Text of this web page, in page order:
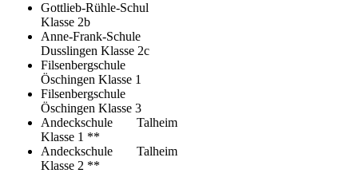
Gottlieb-Rühle-Schul
Klasse 2b
Anne-Frank-Schule
Dusslingen Klasse 2c
Filsenbergschule
Öschingen Klasse 1
Filsenbergschule
Öschingen Klasse 3
Andeckschule Talheim
Klasse 1 **
Andeckschule Talheim
Klasse 2 **